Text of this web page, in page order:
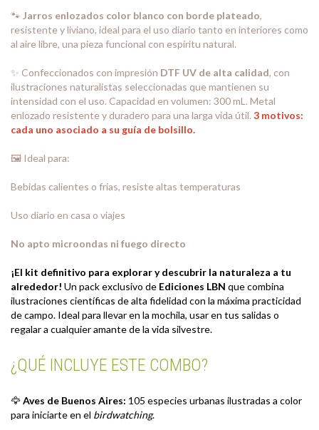
🐾 Jarros enlozados color blanco con borde plateado,
resistente y liviano, ideal para el uso diario tanto en interiores como
al aire libre, una pieza funcional con espíritu natural.
✨ Confeccionados con impresión DTF UV de alta calidad, con
ilustraciones naturalistas seleccionadas que mantienen su
intensidad con el uso. Capacidad en volumen: 300 mL. Metal
enlozado resistente y duradero para una larga vida útil. 3 motivos:
cada uno asociado a su guía de bolsillo.
🖼️ Ideal para:
Bebidas calientes o frías, resiste altas temperaturas
Uso diario en casa o viajes
No apto microondas ni fuego directo
¡El kit definitivo para explorar y descubrir la naturaleza a tu
alrededor! Un pack exclusivo de Ediciones LBN que combina
ilustraciones científicas de alta fidelidad con la máxima practicidad
de campo. Ideal para llevar en la mochila, usar en tus salidas o
regalar a cualquier amante de la vida silvestre.
¿QUÉ INCLUYE ESTE COMBO?
🦅Aves de Buenos Aires: 105 especies urbanas ilustradas a color
para iniciarte en el birdwatching.